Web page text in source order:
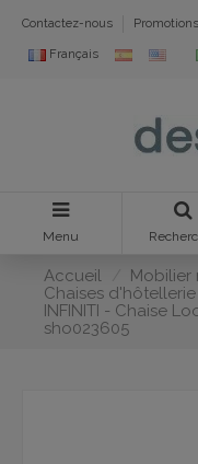
Contactez-nous Promotions
Français
Menu
Accueil
Mobilier
Chaises d'hôtellerie
INFINITI - Chaise
sho023605